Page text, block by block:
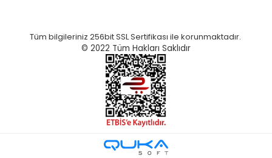
Tüm bilgileriniz 256bit SSL Sertifikası ile korunmaktadır.
© 2022 Tüm Hakları Saklıdır